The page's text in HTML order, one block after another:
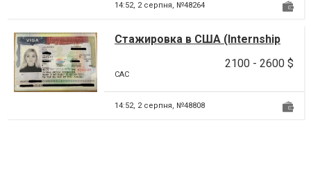
14:52, 2 серпня, №48264
Стажировка в США (Internship
2100 - 2600 $
CAC
14:52, 2 серпня, №48808